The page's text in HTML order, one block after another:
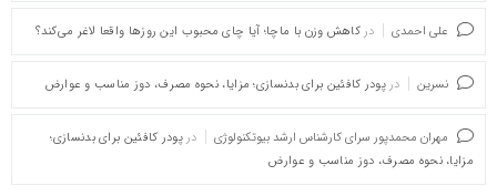
علی احمدی در کاهش وزن با ماچا؛ آیا چای محبوب این روزها واقعا لاغر می‌کند؟
نسرین در پودر کافئین برای بدنسازی؛ مزایا، نحوه مصرف، دوز مناسب و عوارض
مهران محمدپور سرای کارشناس ارشد بیوتکنولوژی در پودر کافئین برای بدنسازی؛
مزایا، نحوه مصرف، دوز مناسب و عوارض